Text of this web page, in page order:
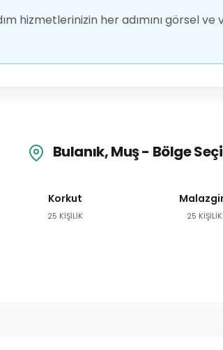
hizmetlerinizin her adımını görsel
Bulanık, Muş - Bölge
Korkut
25 KİŞİLİK 25 KİŞİLİK